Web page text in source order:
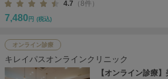
4.7 （8件）
7,480 円 (税込)
オンライン診療
キレイパスオンラインクリニック
【オンライン診療